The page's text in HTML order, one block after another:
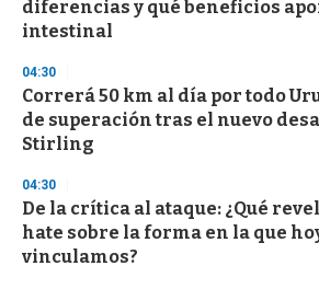
diferencias y qué beneficios
intestinal
04:30
Correrá 50 km al día por todo
de superación tras el nuevo
Stirling
04:30
De la crítica al ataque: ¿Qué
hate sobre la forma en la que
vinculamos?